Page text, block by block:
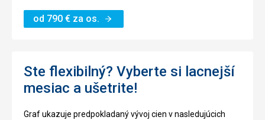
od 790 € za os.
Ste flexibilný? Vyberte si lacnejší
mesiac a ušetrite!
Graf ukazuje predpokladaný vývoj cien v nasledujúcich